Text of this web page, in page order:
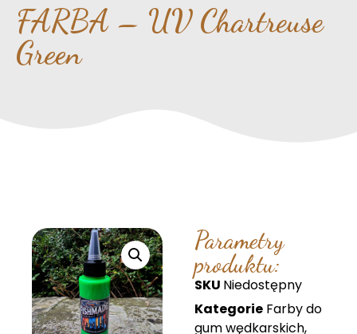
FARBA – UV Chartreuse
Green
Parametry
produktu:
SKU Niedostępny
Kategorie Farby do
gum wędkarskich,